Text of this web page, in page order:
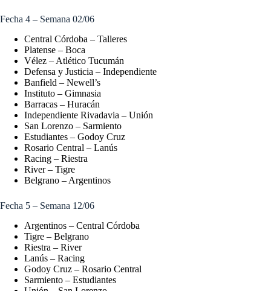
Fecha 4 – Semana 02/06
Central Córdoba – Talleres
Platense – Boca
Vélez – Atlético Tucumán
Defensa y Justicia – Independiente
Banfield – Newell’s
Instituto – Gimnasia
Barracas – Huracán
Independiente Rivadavia – Unión
San Lorenzo – Sarmiento
Estudiantes – Godoy Cruz
Rosario Central – Lanús
Racing – Riestra
River – Tigre
Belgrano – Argentinos
Fecha 5 – Semana 12/06
Argentinos – Central Córdoba
Tigre – Belgrano
Riestra – River
Lanús – Racing
Godoy Cruz – Rosario Central
Sarmiento – Estudiantes